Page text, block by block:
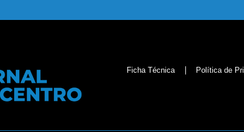
Ficha Técnica Política de